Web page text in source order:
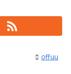
offuu